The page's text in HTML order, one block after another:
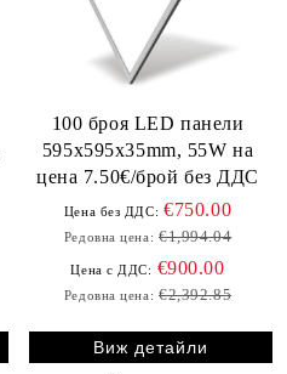
100 броя LED панели
595х595х35mm, 55W на
цена 7.50€/брой без ДДС
Цена без ДДС: €750.00
Редовна цена: €1,994.04
Цена с ДДС: €900.00
Редовна цена: €2,392.85
Виж детайли